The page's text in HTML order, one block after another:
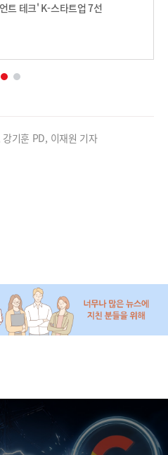
트 테크' K-스타트업 7선
기훈 PD, 이재원 기자